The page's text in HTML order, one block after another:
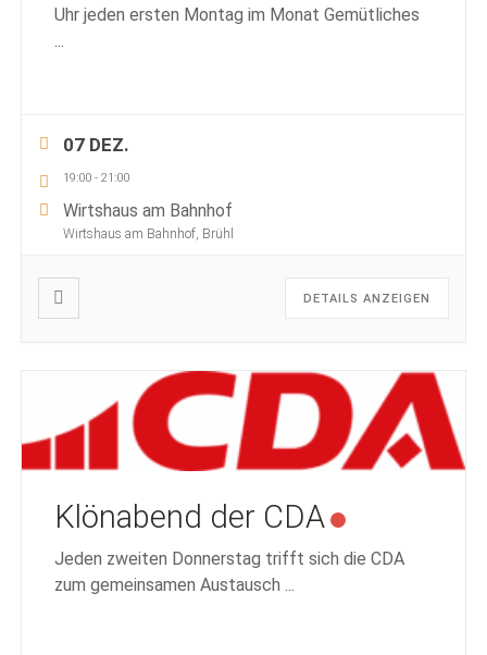
Uhr jeden ersten Montag im Monat Gemütliches
07 DEZ.
19:00 -21:00
Wirtshaus am Bahnhof
Wirtshaus am Bahnhof, Brühl
DETAILS ANZEIGEN
Klönabend der CDA
Jeden zweiten Donnerstag trifft sich die CDA
zum gemeinsamen Austausch